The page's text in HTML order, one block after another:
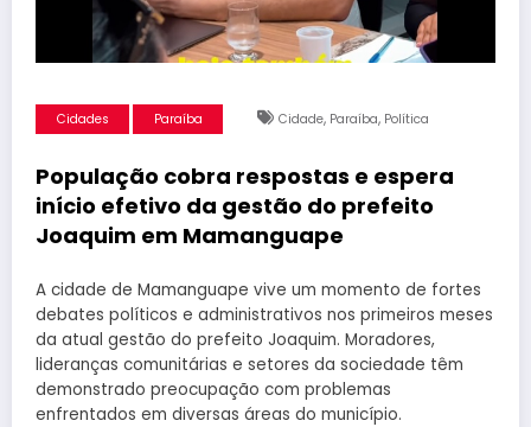
Cidades Paraíba Cidade, Paraíba, Política
População cobra respostas e espera
início efetivo da gestão do prefeito
Joaquim em Mamanguape
A cidade de Mamanguape vive um momento de fortes
debates políticos e administrativos nos primeiros meses
da atual gestão do prefeito Joaquim. Moradores,
lideranças comunitárias e setores da sociedade têm
demonstrado preocupação com problemas
enfrentados em diversas áreas do município.